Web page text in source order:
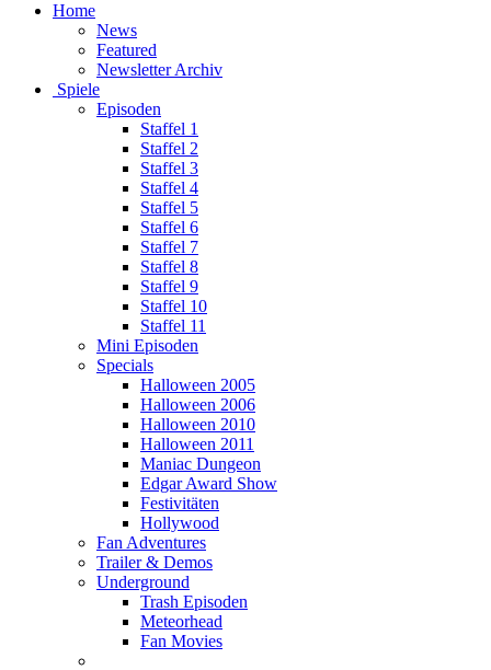
Home
News
Featured
Newsletter Archiv
Spiele
Episoden
Staffel 1
Staffel 2
Staffel 3
Staffel 4
Staffel 5
Staffel 6
Staffel 7
Staffel 8
Staffel 9
Staffel 10
Staffel 11
Mini Episoden
Specials
Halloween 2005
Halloween 2006
Halloween 2010
Halloween 2011
Maniac Dungeon
Edgar Award Show
Festivitäten
Hollywood
Fan Adventures
Trailer & Demos
Underground
Trash Episoden
Meteorhead
Fan Movies